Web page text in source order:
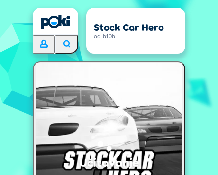
Stock Car Hero
od b10b
Učitavanje